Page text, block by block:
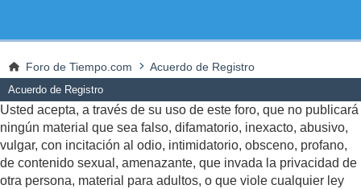
Foro de Tiempo.com Acuerdo de Registro
Acuerdo de Registro
Usted acepta, a través de su uso de este foro, que no publicará
ningún material que sea falso, difamatorio, inexacto, abusivo,
vulgar, con incitación al odio, intimidatorio, obsceno, profano,
de contenido sexual, amenazante, que invada la privacidad de
otra persona, material para adultos, o que viole cualquier ley